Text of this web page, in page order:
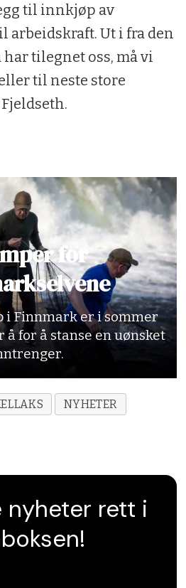
til innkjøp av
arbeidskraft. Ut i fra den
tilegnet oss, må vi
til neste store
for
i Finnmark er i sommer
for å stanse en uønsket
NYHETER
nyheter rett i